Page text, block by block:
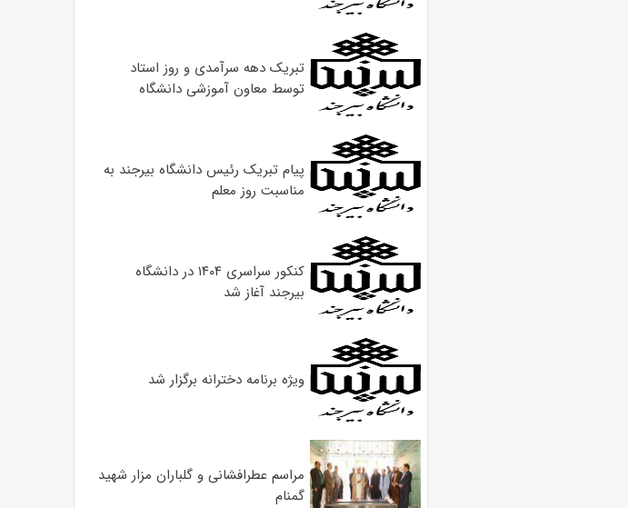
تبریک دهه سرآمدی و روز استاد
توسط معاون آموزشی دانشگاه
پیام تبریک رئیس دانشگاه بیرجند به
مناسبت روز معلم
کنکور سراسری ۱۴۰۴ در دانشگاه
بیرجند آغاز شد
ویژه برنامه دخترانه برگزار شد
مراسم عطرافشانی و گلباران مزار شهید
گمنام